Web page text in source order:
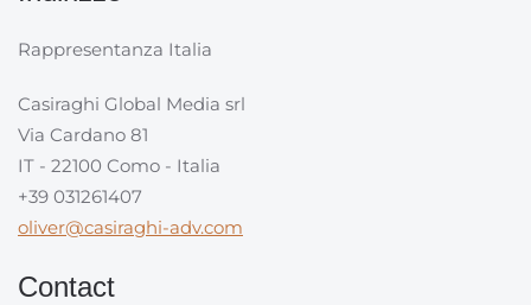
Rappresentanza Italia
Casiraghi Global Media srl
Via Cardano 81
IT - 22100 Como - Italia
+39 031261407
oliver@casiraghi-adv.com
Contact